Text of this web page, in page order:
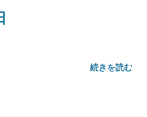
続きを読む